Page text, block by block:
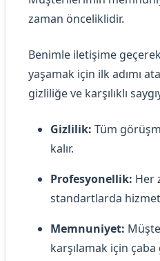
zaman önceliklidir.
Benimle iletişime
yaşamak için ilk adımı
gizliliğe ve karşılıklı
Gizlilik: Tüm
kalır.
Profesyonellik: Her
standartlarda
Memnuniyet:
karşılamak için